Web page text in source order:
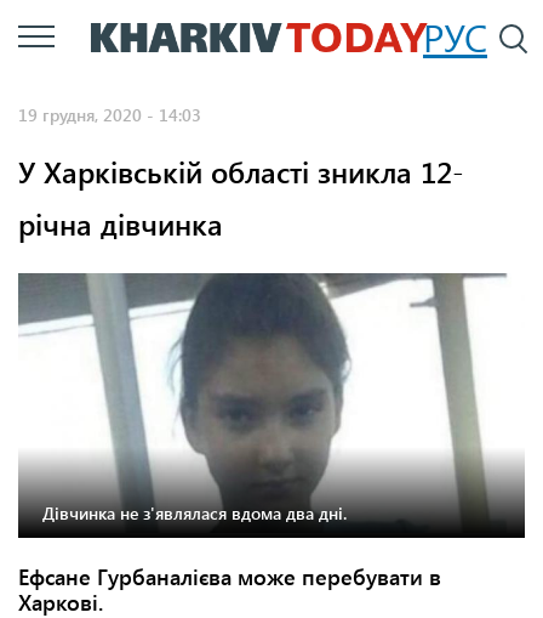
Перейти
до
РУС
19 грудня, 2020 - 14:03
У Харківській області зникла 12-
річна дівчинка
Дівчинка не з'являлася вдома два дні.
Ефсане Гурбаналієва може перебувати в
Харкові.